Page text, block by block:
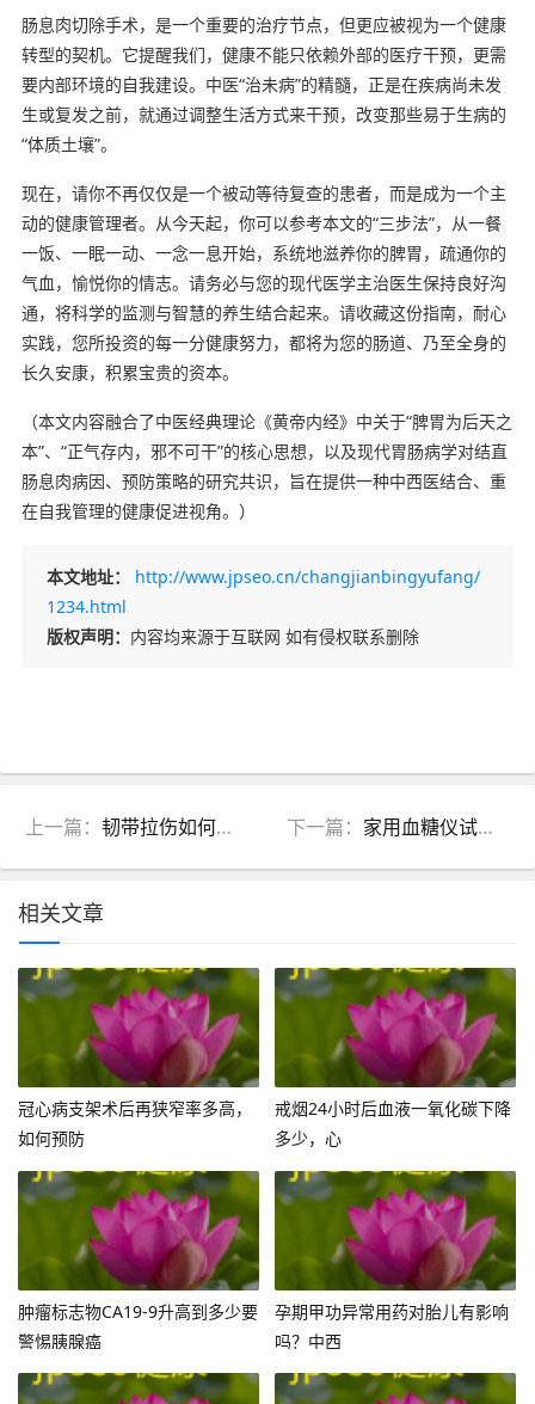
肠息肉切除手术，是一个重要的治疗节点，但更应被视为一个健康
转型的契机。它提醒我们，健康不能只依赖外部的医疗干预，更需
要内部环境的自我建设。中医“治未病”的精髓，正是在疾病尚未发
生或复发之前，就通过调整生活方式来干预，改变那些易于生病的
“体质土壤”。
现在，请你不再仅仅是一个被动等待复查的患者，而是成为一个主
动的健康管理者。从今天起，你可以参考本文的“三步法”，从一餐
一饭、一眠一动、一念一息开始，系统地滋养你的脾胃，疏通你的
气血，愉悦你的情志。请务必与您的现代医学主治医生保持良好沟
通，将科学的监测与智慧的养生结合起来。请收藏这份指南，耐心
实践，您所投资的每一分健康努力，都将为您的肠道、乃至全身的
长久安康，积累宝贵的资本。
（本文内容融合了中医经典理论《黄帝内经》中关于“脾胃为后天之
本”、“正气存内，邪不可干”的核心思想，以及现代胃肠病学对结直
肠息肉病因、预防策略的研究共识，旨在提供一种中西医结合、重
在自我管理的健康促进视角。）
本文地址：
http://www.jpseo.cn/changjianbingyufang/
1234.html
版权声明： 内容均来源于互联网 如有侵权联系删除
上一篇： 韧带拉伤如何预防？中医热身运动指南：5个动作激活气血，强筋健骨 下一篇： 家用血糖仪试纸长期使用成本高？中医调理辅助，教你省对的钱
相关文章
冠心病支架术后再狭窄率多高，
如何预防
戒烟24小时后血液一氧化碳下降
多少，心
肿瘤标志物CA19-9升高到多少要
警惕胰腺癌
孕期甲功异常用药对胎儿有影响
吗？中西